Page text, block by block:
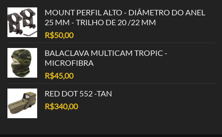
MOUNT PERFIL ALTO - DIÂMETRO DO ANEL
25 MM - TRILHO DE 20 /22 MM
R$50,00
BALACLAVA MULTICAM TROPIC -
MICROFIBRA
R$45,00
RED DOT 552 -TAN
R$340,00